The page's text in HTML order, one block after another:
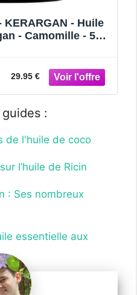
- Huile
- Camomille - 500
29.95 €
:
de l'huile de coco
l’huile de Ricin
: Ses nombreux
essentielle aux